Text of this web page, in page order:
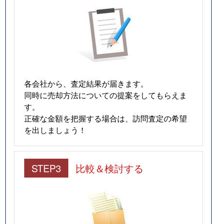
各会社から、査定結果が届きます。
同時に売却方法についての提案をしてもらえま
す。
正確な金額を把握する場合は、訪問査定の希望
を出しましょう！
STEP3 比較＆検討する